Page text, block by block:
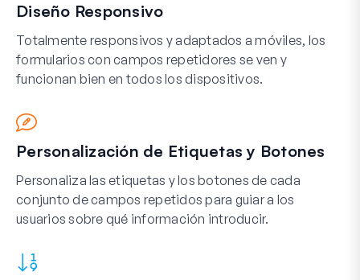
Diseño Responsivo
Totalmente responsivos y adaptados a móviles, los
formularios con campos repetidores se ven y
funcionan bien en todos los dispositivos.
Personalización de Etiquetas y Botones
Personaliza las etiquetas y los botones de cada
conjunto de campos repetidos para guiar a los
usuarios sobre qué información introducir.